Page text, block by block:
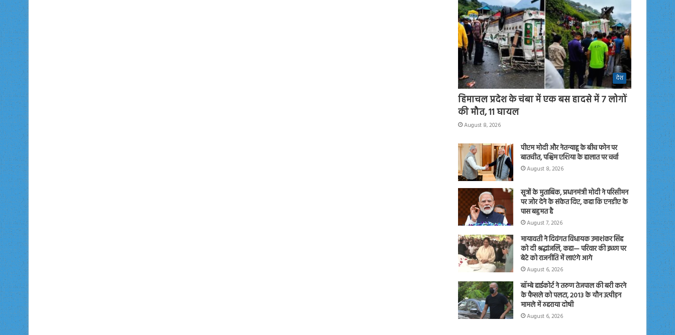
देश
हिमाचल प्रदेश के चंबा में एक बस हादसे में 7 लोगों
की मौत, 11 घायल
August 8, 2026
पीएम मोदी और नेतन्याहू के बीच फोन पर
बातचीत, पश्चिम एशिया के हालात पर चर्चा
August 8, 2026
सूत्रों के मुताबिक, प्रधानमंत्री मोदी ने परिसीमन
पर जोर देने के संकेत दिए, कहा कि एनडीए के
पास बहुमत है
August 7, 2026
मायावती ने दिवंगत विधायक उमाशंकर सिंह
को दी श्रद्धांजलि, कहा— परिवार की इच्छा पर
बेटे को राजनीति में लाएंगे आगे
August 6, 2026
बॉम्बे हाईकोर्ट ने तरुण तेजपाल की बरी करने
के फैसले को पलटा, 2013 के यौन उत्पीड़न
मामले में ठहराया दोषी
August 6, 2026